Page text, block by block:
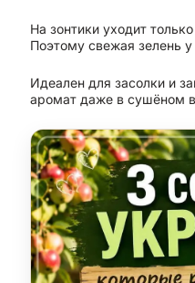
На зонтики уходит
Поэтому свежая зелень
Идеален для засолки и
аромат даже в сушёном